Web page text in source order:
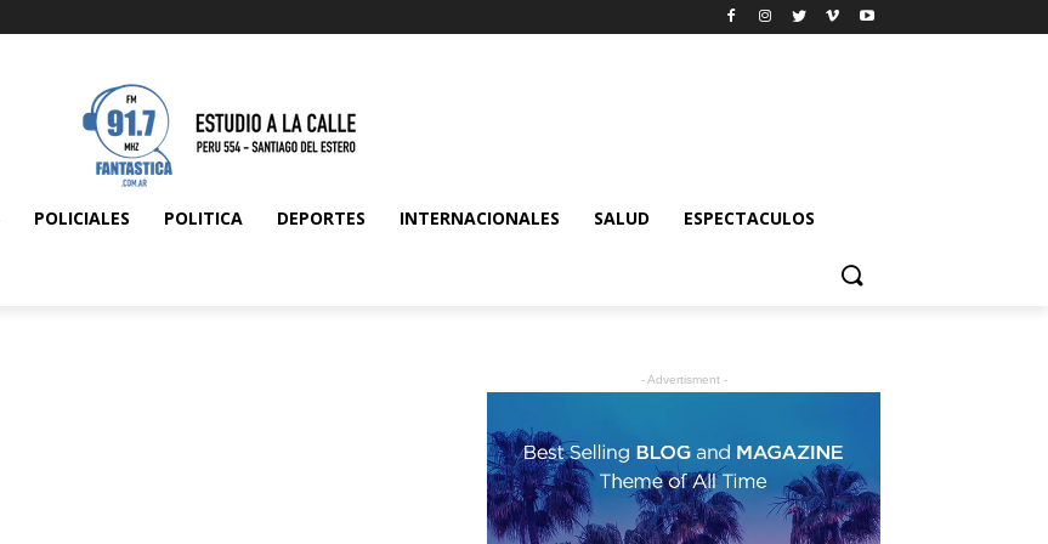
POLICIALES POLITICA DEPORTES INTERNACIONALES SALUD ESPECTACULOS
- Advertisment -